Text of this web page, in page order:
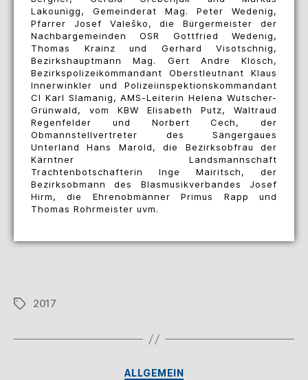
Lakounigg, Gemeinderat Mag. Peter Wedenig,
Pfarrer Josef Valeško, die Bürgermeister der
Nachbargemeinden OSR Gottfried Wedenig,
Thomas Krainz und Gerhard Visotschnig,
Bezirkshauptmann Mag. Gert Andre Klösch,
Bezirkspolizeikommandant Oberstleutnant Klaus
Innerwinkler und Polizeiinspektionskommandant
CI Karl Slamanig, AMS-Leiterin Helena Wutscher-
Grünwald, vom KBW Elisabeth Putz, Waltraud
Regenfelder und Norbert Cech, der
Obmannstellvertreter des Sängergaues
Unterland Hans Marold, die Bezirksobfrau der
Kärntner Landsmannschaft
Trachtenbotschafterin Inge Mairitsch, der
Bezirksobmann des Blasmusikverbandes Josef
Hirm, die Ehrenobmänner Primus Rapp und
Thomas Rohrmeister uvm.
2017
ALLGEMEIN